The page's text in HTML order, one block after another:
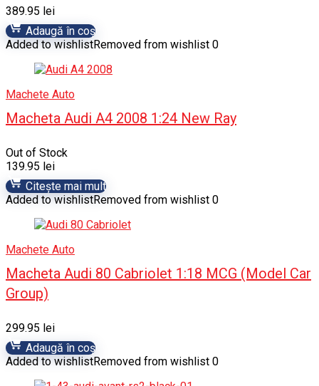
389.95 lei
Adaugă în coș
Added to wishlistRemoved from wishlist 0
Machete Auto
Macheta Audi A4 2008 1:24 New Ray
Out of Stock
139.95 lei
Citește mai mult
Added to wishlistRemoved from wishlist 0
Machete Auto
Macheta Audi 80 Cabriolet 1:18 MCG (Model Car
Group)
299.95 lei
Adaugă în coș
Added to wishlistRemoved from wishlist 0